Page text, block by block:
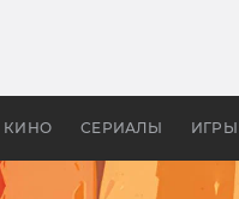
КИНО СЕРИАЛЫ ИГРЫ